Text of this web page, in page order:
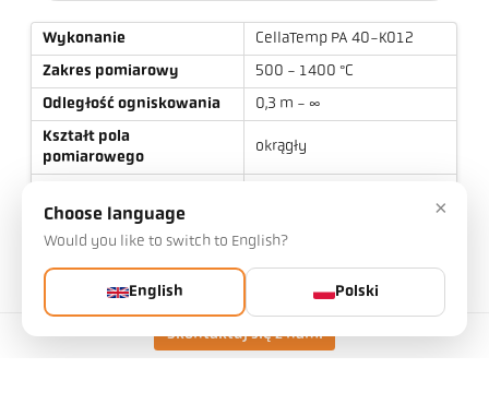
Skontaktuj się z nami
Wykonanie
CellaTemp PA 40-K012
Zakres pomiarowy
500 - 1400 °C
Odległość ogniskowania
0,3 m - ∞
Kształt pola
pomiarowego
okrągły
Obiektyw
Urządzenie celownicze
Przezroczysty daszek
×
Choose language
Would you like to switch to English?
English Polski